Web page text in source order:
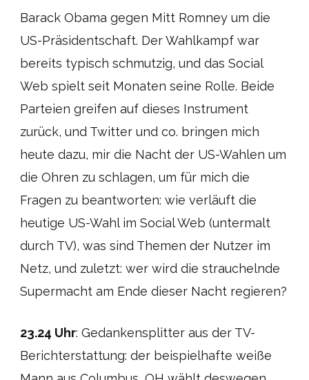
Barack Obama gegen Mitt Romney um die
US-Präsidentschaft. Der Wahlkampf war
bereits typisch schmutzig, und das Social
Web spielt seit Monaten seine Rolle. Beide
Parteien greifen auf dieses Instrument
zurück, und Twitter und co. bringen mich
heute dazu, mir die Nacht der US-Wahlen um
die Ohren zu schlagen, um für mich die
Fragen zu beantworten: wie verläuft die
heutige US-Wahl im Social Web (untermalt
durch TV), was sind Themen der Nutzer im
Netz, und zuletzt: wer wird die strauchelnde
Supermacht am Ende dieser Nacht regieren?
23.24 Uhr: Gedankensplitter aus der TV-
Berichterstattung: der beispielhafte weiße